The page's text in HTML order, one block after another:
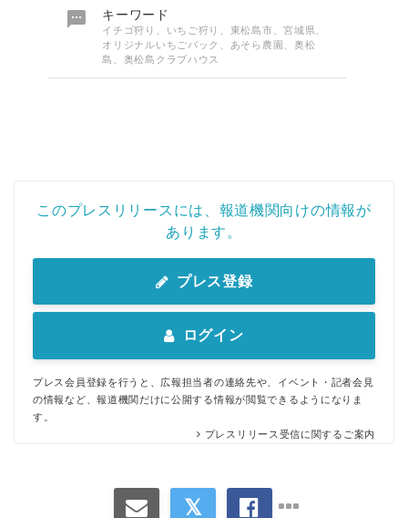
 キーワード
イチゴ狩り、いちご狩り、東松島市、宮城県、
オリジナルいちごパック、あそら農園、奥松
島、奥松島クラブハウス
このプレスリリースには、報道機関向けの情報が
あります。
プレス登録
ログイン
プレス会員登録を行うと、広報担当者の連絡先や、イベント・記者会見
の情報など、報道機関だけに公開する情報が閲覧できるようになりま
す。
プレスリリース受信に関するご案内